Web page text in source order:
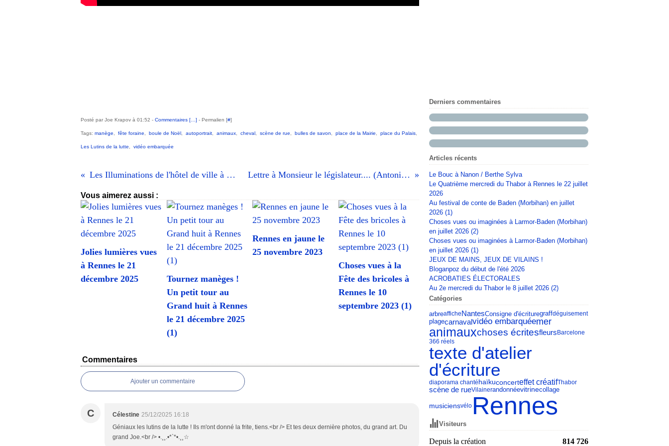
Posté par Joe Krapov à 01:52 - Commentaires [ ] - Permalien [#]
Tags: manège fête foraine boule de Noël autoportrait animaux cheval scène de rue bulles de savon place de la Mairie place du Palais
Les Lutins de la lutte vidéo embarquée
Les Illuminations de l'hôtel de ville à Rennes vues le 20 décembre 2025 Lettre à Monsieur le législateur.... (Antonin Artaud) / par René-Claude Giraud
Vous aimerez aussi :
Jolies lumières vues
à Rennes le 21
décembre 2025
Tournez manèges !
Un petit tour au
Grand huit à Rennes
le 21 décembre 2025
(1)
Rennes en jaune le
25 novembre 2023
Choses vues à la
Fête des bricoles à
Rennes le 10
septembre 2023 (1)
Commentaires
Ajouter un commentaire
C Célestine 25/12/2025 16:18
Géniaux les lutins de la lutte ! Ils m'ont donné la frite, tiens.<br /> Et tes deux dernière photos, du grand art. Du
grand Joe.<br /> •.¸¸.•*`*•.¸¸☆
Derniers commentaires
Articles récents
Le Bouc à Nanon / Berthe Sylva
Le Quatrième mercredi du Thabor à Rennes le 22 juillet
2026
Au festival de conte de Baden (Morbihan) en juillet
2026 (1)
Choses vues ou imaginées à Larmor-Baden (Morbihan)
en juillet 2026 (2)
Choses vues ou imaginées à Larmor-Baden (Morbihan)
en juillet 2026 (1)
JEUX DE MAINS, JEUX DE VILAINS !
Bloganpoz du début de l'été 2026
ACROBATIES ÉLECTORALES
Au 2e mercredi du Thabor le 8 juillet 2026 (2)
Catégories
arbreaffiche NantesConsigne d'écrituregraffdéguisement
plagecarnavalvidéo embarquéemer
animauxchoses écritesfleursBarcelone
366 réels
texte d'atelier
d'écriture
diaporama chanté haïkuconcerteffet créatifThabor
scène de rueVilainerandonnéevitrinecollage
musiciensvélo Rennes
Visiteurs
Depuis la création
814 726